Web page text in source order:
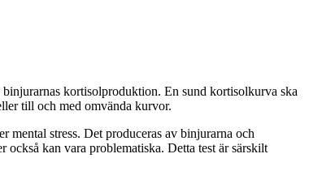
kortisolproduktion. En sund kortisolkurva ska
till och med omvända kurvor.
stress. Det produceras av binjurarna och
kan vara problematiska. Detta test är särskilt